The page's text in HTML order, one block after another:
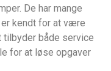
De har mange
kendt for at være
både service
for at løse opgaver